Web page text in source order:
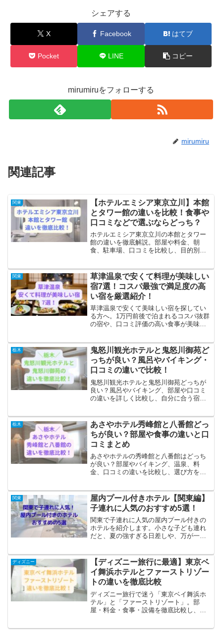
シェアする
X Facebook はてブ
Pocket LINE コピー
mirumiruをフォローする
mirumiru
関連記事
関東
【ホテルエミシア東京立川】本館
とタワー館の違いを比較！食事や
口コミなどで選ぶならどっち？
ホテルエミシア東京立川の本館とタワー
館の違いを徹底解説。部屋や料金、朝
食、駐車場、口コミを比較し、目的別に
関東
草津温泉で安くて料理が美味しい
宿7選！コスパ最強で満足度の高
い宿を厳選紹介！
草津温泉で安くて美味しい宿を探してい
る方へ。1万円前後で泊まれるコスパ抜群
の宿や、口コミ評価の高い食事が美味し
チェックして、満足度の高い旅行を楽し
みましょう。
栃木
鬼怒川観光ホテルと鬼怒川御苑ど
っちが良い？風呂やバイキング・
口コミの違いで比較！
鬼怒川観光ホテルと鬼怒川御苑どっちが
良い？風呂やバイキング、部屋や口コミ
の違いを詳しく比較し、自分に合う宿を
栃木
あさやホテル秀峰館と八番館どっ
ちが良い？部屋や食事の違いと口
コミまとめ
あさやホテルの秀峰館と八番館はどっち
が良い？部屋やバイキング、温泉、料
金、口コミの違いを比較し、選び方を解
関東
屋内プール付きホテル【関東編】
子連れに人気のおすすめ5選！
関東で子連れに人気の屋内プール付きの
ホテルを紹介します。小さな子ども連れ
だと、夏の強すぎる日差しや、万が一の
また、冬でも屋内プールのあるホテルだ
と子供の遊びの幅が広がり...
ディズニー
【ディズニー旅行に最適】東京ベ
イ舞浜ホテルとファーストリゾー
トの違いを徹底比較
ディズニー旅行で迷う「東京ベイ舞浜ホ
テル」と「ファーストリゾート」。部
屋・料金・食事・設備を徹底比較し、あ